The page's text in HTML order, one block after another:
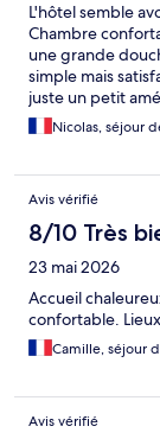
L'hôtel semble
Chambre
une grande
simple mais
juste un petit
et le côté piscine
marcher dans
Nicolas, séjour
Avis vérifié
8/10 Très
23 mai 2026
Accueil
confortable.
Camille, séjour
Avis vérifié